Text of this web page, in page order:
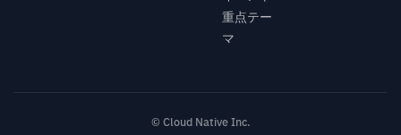
重点テー
マ
© Cloud Native Inc.